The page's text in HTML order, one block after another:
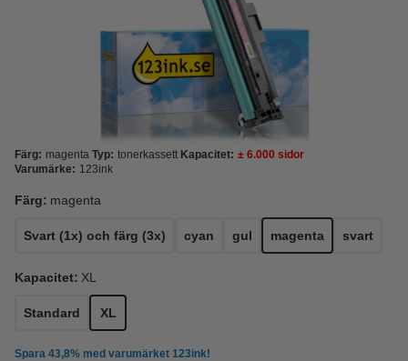
Färg: magenta Typ: tonerkassett Kapacitet: ± 6.000 sidor
Varumärke: 123ink
Färg: magenta
Svart (1x) och färg (3x) cyan gul magenta svart
Kapacitet: XL
Standard XL
Spara 43,8% med varumärket 123ink!